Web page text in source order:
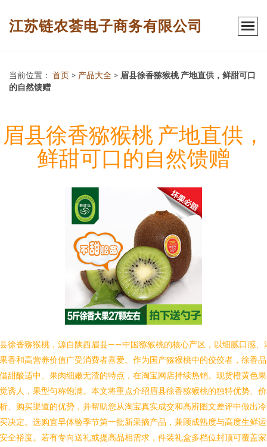
江苏链农荟电子商务有限公司
当前位置： 首页 > 产品大全 > 眉县徐香猕猴桃 产地直供，鲜甜可口
的自然馈赠
眉县徐香猕猴桃 产地直供，
鲜甜可口的自然馈赠
徐香猕猴桃，源自陕西眉县——中国猕猴桃的核心产区，以细腻口感、
香和高营养价值广受消费者喜爱。作为国产猕猴桃中的佼佼者，徐香
甜酸适中、果肉细嫩无渣的特点，在淘宝网店持续热销。现货橙黄色
诱人，果型匀称饱满。本文将重点介绍眉县徐香猕猴桃的独特优势、
、购买渠道的优势，并帮助您从淘宝真实成交和高辨图文差评中做出
决定。选购宜早体验季节第一批新采摘产品，兼顾成熟度与高度生鲜
全裕度。若有专向送礼或提高品相需求，件装礼盒多档位封顶可覆盖